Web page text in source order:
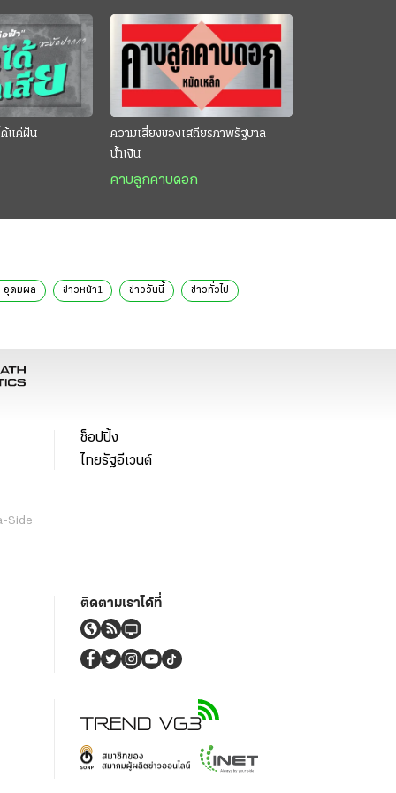
ด้แค่ฝัน
ความเสี่ยงของเสถียรภาพรัฐบาล
น้ำเงิน
คาบลูกคาบดอก
อุดมผล ข่าวหน้า1 ข่าววันนี้ ข่าวทั่วไป
Side
ช็อปปิ้ง
ไทยรัฐอีเวนต์
ติดตามเราได้ที่